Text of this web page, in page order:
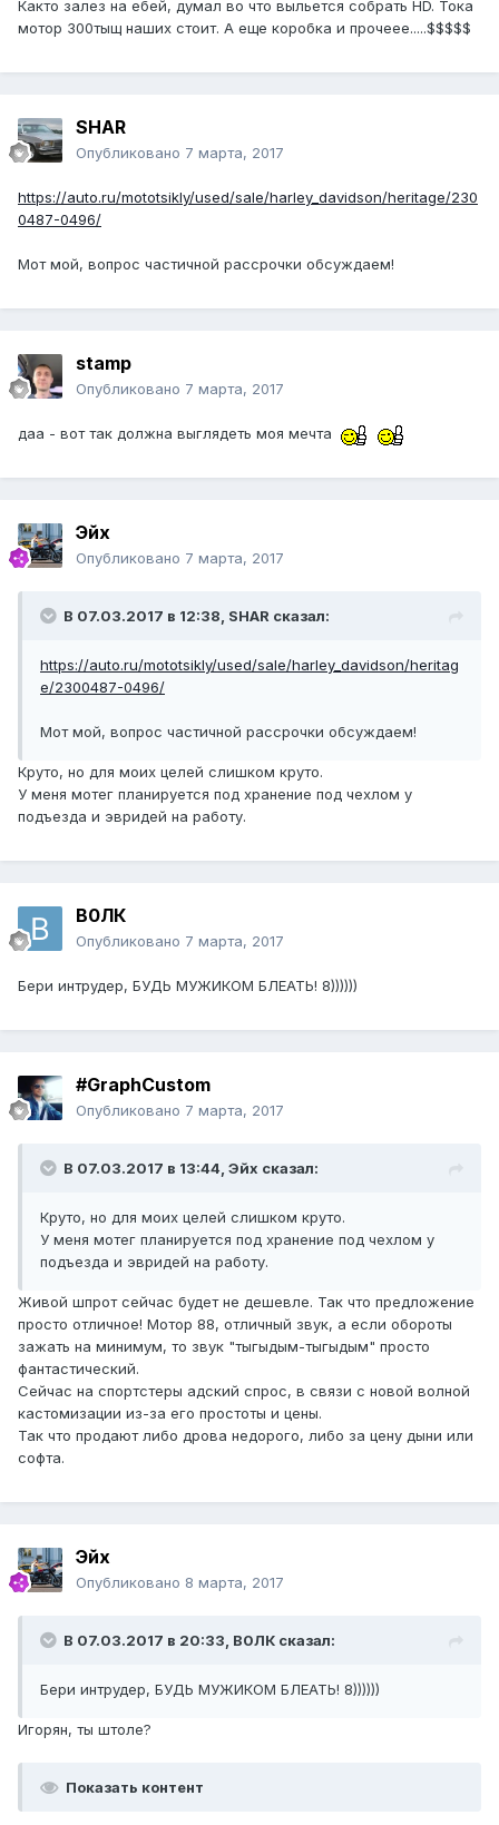
Както залез на ебей, думал во что выльется собрать HD. Тока
мотор 300тыщ наших стоит. А еще коробка и прочеее.....$$$$$
SHAR
Опубликовано 7 марта, 2017
https://auto.ru/mototsikly/used/sale/harley_davidson/heritage/230
0487-0496/
Мот мой, вопрос частичной рассрочки обсуждаем!
stamp
Опубликовано 7 марта, 2017
даа - вот так должна выглядеть моя мечта
Эйх
Опубликовано 7 марта, 2017
В 07.03.2017 в 12:38, SHAR сказал:
https://auto.ru/mototsikly/used/sale/harley_davidson/heritag
e/2300487-0496/
Мот мой, вопрос частичной рассрочки обсуждаем!
Круто, но для моих целей слишком круто.
У меня мотег планируется под хранение под чехлом у
подъезда и эвридей на работу.
В0ЛК
Опубликовано 7 марта, 2017
Бери интрудер, БУДЬ МУЖИКОМ БЛЕАТЬ! 8))))))
#GraphCustom
Опубликовано 7 марта, 2017
В 07.03.2017 в 13:44, Эйх сказал:
Круто, но для моих целей слишком круто.
У меня мотег планируется под хранение под чехлом у
подъезда и эвридей на работу.
Живой шпрот сейчас будет не дешевле. Так что предложение
просто отличное! Мотор 88, отличный звук, а если обороты
зажать на минимум, то звук "тыгыдым-тыгыдым" просто
фантастический.
Сейчас на спортстеры адский спрос, в связи с новой волной
кастомизации из-за его простоты и цены.
Так что продают либо дрова недорого, либо за цену дыни или
софта.
Эйх
Опубликовано 8 марта, 2017
В 07.03.2017 в 20:33, В0ЛК сказал:
Бери интрудер, БУДЬ МУЖИКОМ БЛЕАТЬ! 8))))))
Игорян, ты штоле?
Показать контент